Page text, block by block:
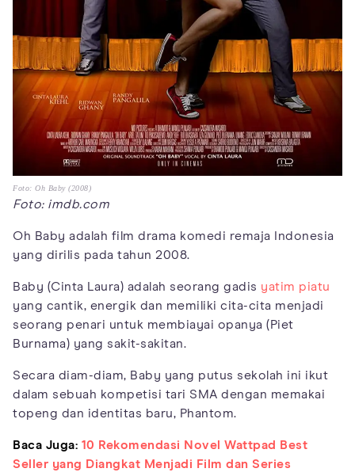
Foto: Oh Baby (2008)
Foto: imdb.com
Oh Baby adalah film drama komedi remaja Indonesia
yang dirilis pada tahun 2008.
Baby (Cinta Laura) adalah seorang gadis yatim piatu
yang cantik, energik dan memiliki cita-cita menjadi
seorang penari untuk membiayai opanya (Piet
Burnama) yang sakit-sakitan.
Secara diam-diam, Baby yang putus sekolah ini ikut
dalam sebuah kompetisi tari SMA dengan memakai
topeng dan identitas baru, Phantom.
Baca Juga: 10 Rekomendasi Novel Wattpad Best
Seller yang Diangkat Menjadi Film dan Series